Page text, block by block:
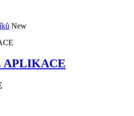
New
APLIKACE